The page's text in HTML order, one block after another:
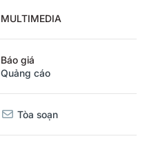
MULTIMEDIA
Báo giá
Quảng cáo
Tòa soạn